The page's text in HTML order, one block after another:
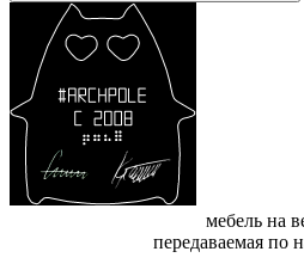
мебель на
передаваемая по